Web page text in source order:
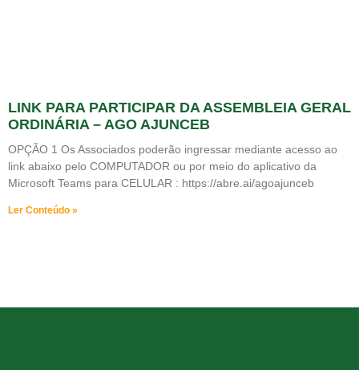
LINK PARA PARTICIPAR DA ASSEMBLEIA GERAL
ORDINÁRIA – AGO AJUNCEB
OPÇÃO 1 Os Associados poderão ingressar mediante acesso ao
link abaixo pelo COMPUTADOR ou por meio do aplicativo da
Microsoft Teams para CELULAR : https://abre.ai/agoajunceb
Ler Conteúdo »